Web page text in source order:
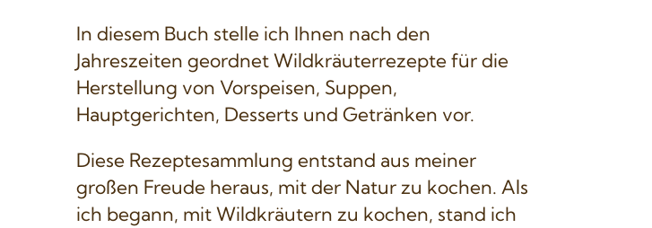
In diesem Buch stelle ich Ihnen nach den
Jahreszeiten geordnet Wildkräuterrezepte für die
Herstellung von Vorspeisen, Suppen,
Hauptgerichten, Desserts und Getränken vor.
Diese Rezeptesammlung entstand aus meiner
großen Freude heraus, mit der Natur zu kochen. Als
ich begann, mit Wildkräutern zu kochen, stand ich